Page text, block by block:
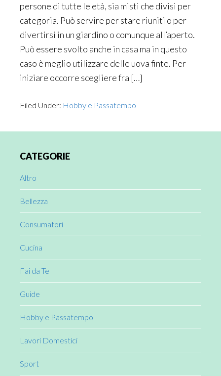
persone di tutte le età, sia misti che divisi per
categoria. Può servire per stare riuniti o per
divertirsi in un giardino o comunque all’aperto.
Può essere svolto anche in casa ma in questo
caso è meglio utilizzare delle uova finte. Per
iniziare occorre scegliere fra […]
Filed Under: Hobby e Passatempo
Sidebar
CATEGORIE
Altro
Bellezza
Consumatori
Cucina
Fai da Te
Guide
Hobby e Passatempo
Lavori Domestici
Sport